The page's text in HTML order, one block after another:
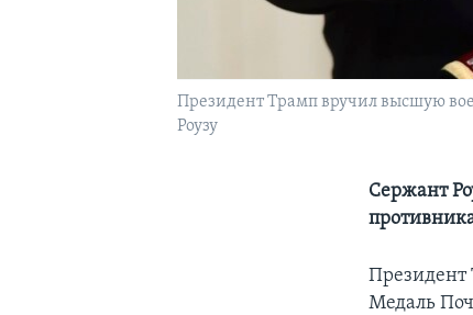
Президент Трамп вручил высшую
Роузу
Сержант
Президент
Медаль